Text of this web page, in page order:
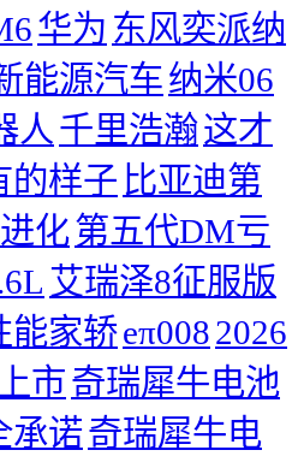
华为 东风奕派纳
能源汽车纳米06
人 千里浩瀚这才
的样子 比亚迪第
化第五代DM亏
艾瑞泽8征服版
能家轿eπ0082026
市奇瑞犀牛电池
承诺奇瑞犀牛电